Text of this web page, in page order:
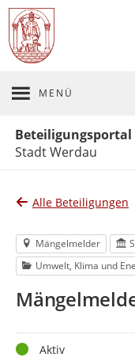
MENÜ
Beteiligungsportal
Stadt Werdau
Alle Beteiligungen
Mängelmelder
Umwelt, Klima und
StatusAktiv